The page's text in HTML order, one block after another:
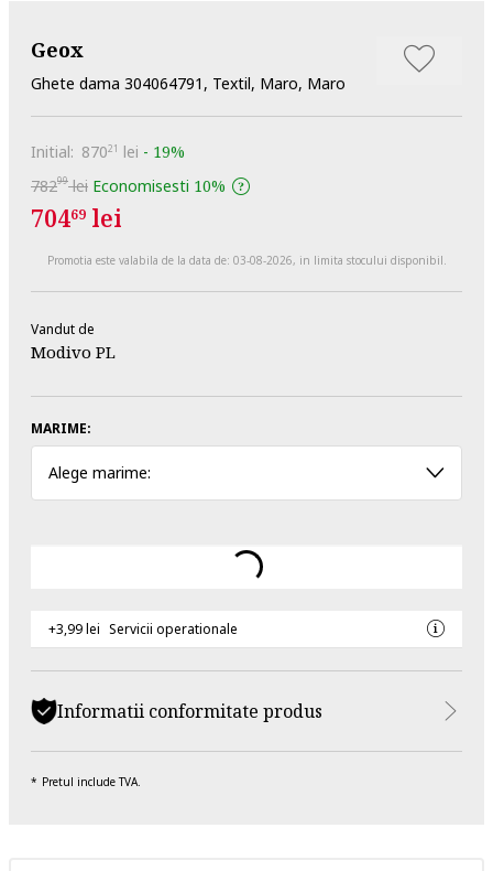
Geox
Ghete dama 304064791, Textil, Maro, Maro
Initial: 87021 lei - 19%
78299lei Economisesti 10%
70469 lei
Promotia este valabila de la data de: 03-08-2026, in limita stocului disponibil.
Vandut de
Modivo PL
MARIME:
Alege marime:
+3,99 lei Servicii operationale
Informatii conformitate produs
Pretul include TVA.